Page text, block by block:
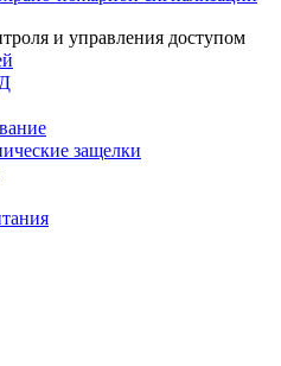
и управления доступом
защелки